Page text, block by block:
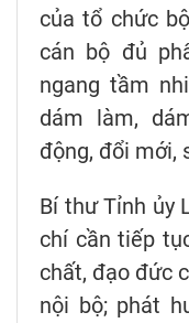
của tổ chức
cán bộ đủ
ngang tầm
dám làm,
động, đổi mới,
Bí thư Tỉnh ủy
chí cần tiếp
chất, đạo đức
nội bộ; phát